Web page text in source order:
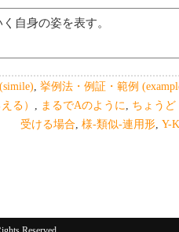
自身の姿を表す。
挙例法・例証・範例
る） まるでAのように
ちょう
受ける場合 様-類似-連用形 Y-